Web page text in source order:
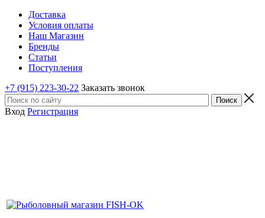
Доставка
Условия оплаты
Наш Магазин
Бренды
Статьи
Поступления
+7 (915) 223-30-22 Заказать звонок
Вход Регистрация